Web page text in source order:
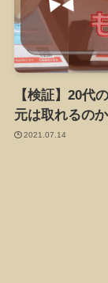
【検証】20代
元は取れるのか
2021.07.14